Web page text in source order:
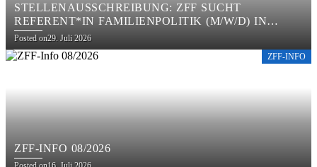
STELLENAUSSCHREIBUNG: ZFF SUCHT
REFERENT*IN FAMILIENPOLITIK (M/W/D) IN
VOLLZEITNAHER TEILZEIT
Posted on29. Juli 2026
ZFF-INFO
ZFF-INFO 08/2026